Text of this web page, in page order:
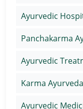
Ayurvedic
Panchakarma
Ayurvedic
Karma
Ayurvedic